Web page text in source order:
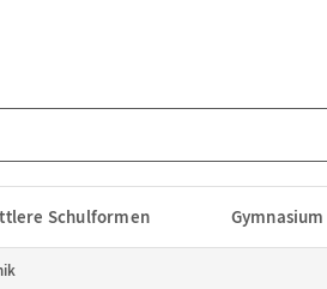
Schulformen Gymnasium